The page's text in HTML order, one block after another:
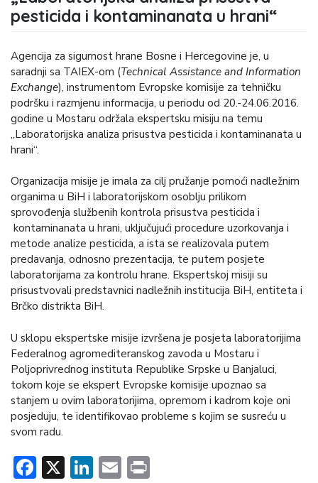
pesticida i kontaminanata u hrani“
Agencija za sigurnost hrane Bosne i Hercegovine je, u
saradnji sa TAIEX-om (Technical Assistance and Information
Exchange), instrumentom Evropske komisije za tehničku
podršku i razmjenu informacija, u periodu od 20.-24.06.2016.
godine u Mostaru održala ekspertsku misiju na temu
„Laboratorijska analiza prisustva pesticida i kontaminanata u
hrani“.
Organizacija misije je imala za cilj pružanje pomoći nadležnim
organima u BiH i laboratorijskom osoblju prilikom
sprovođenja službenih kontrola prisustva pesticida i
kontaminanata u hrani, uključujući procedure uzorkovanja i
metode analize pesticida, a ista se realizovala putem
predavanja, odnosno prezentacija, te putem posjete
laboratorijama za kontrolu hrane. Ekspertskoj misiji su
prisustvovali predstavnici nadležnih institucija BiH, entiteta i
Brčko distrikta BiH.
U sklopu ekspertske misije izvršena je posjeta laboratorijima
Federalnog agromediteranskog zavoda u Mostaru i
Poljoprivrednog instituta Republike Srpske u Banjaluci,
tokom koje se ekspert Evropske komisije upoznao sa
stanjem u ovim laboratorijima, opremom i kadrom koje oni
posjeduju, te identifikovao probleme s kojim se susreću u
svom radu.
Facebook
X LinkedIn
Email